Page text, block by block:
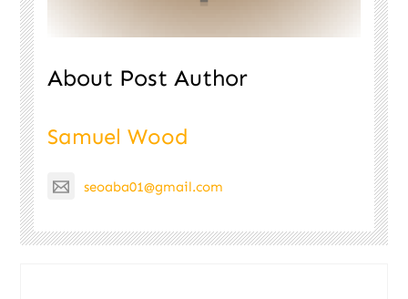
About Post Author
Samuel Wood
seoaba01@gmail.com